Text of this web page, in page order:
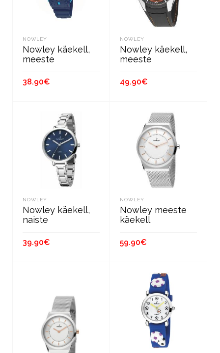
NOWLEY
Nowley käekell,
meeste
38.90€
NOWLEY
Nowley käekell,
meeste
49.90€
NOWLEY
Nowley käekell,
naiste
39.90€
NOWLEY
Nowley meeste
käekell
59.90€